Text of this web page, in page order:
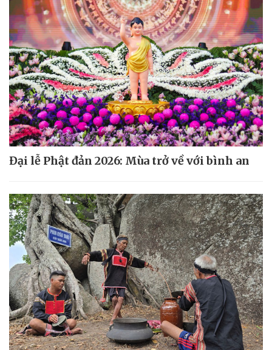
Đại lễ Phật đản 2026: Mùa trở về với bình an